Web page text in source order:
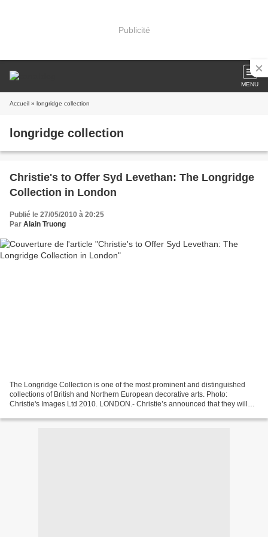
Publicité
MENU
Accueil » longridge collection
longridge collection
Christie's to Offer Syd Levethan: The Longridge
Collection in London
Publié le 27/05/2010 à 20:25
Par Alain Truong
The Longridge Collection is one of the most prominent and distinguished
collections of British and Northern European decorative arts. Photo:
Christie's Images Ltd 2010. LONDON.- Christie’s announced that they will